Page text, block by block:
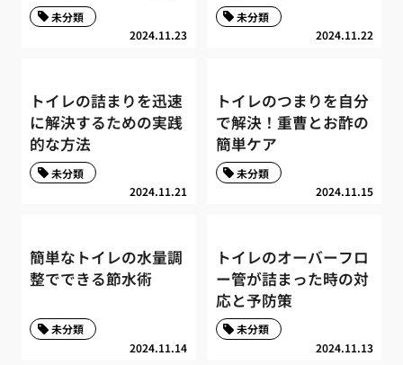
2024.11.23
未分類
2024.11.22
未分類
トイレの詰まりを迅速
に解決するための実践
的な方法
2024.11.21
未分類
トイレのつまりを自分
で解決！重曹とお酢の
簡単ケア
2024.11.15
未分類
簡単なトイレの水量調
整でできる節水術
2024.11.14
未分類
トイレのオーバーフロ
ー管が詰まった時の対
応と予防策
2024.11.13
未分類